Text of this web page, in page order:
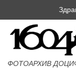
ФОТОАРХИВ